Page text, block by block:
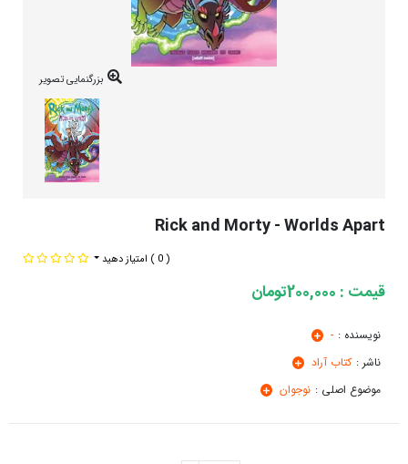
بزرگنمایی تصویر
Rick and Morty - Worlds Apart
( 0 ) امتیاز دهید
قیمت : 200,000تومان
نویسنده : -
ناشر : كتاب آراد
موضوع اصلی : نوجوان